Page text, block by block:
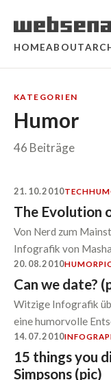
HOMEABOUT
KATEGORIEN
Humor
46 Beiträge
21.10.2010TECH
The Evolution
Von Nerd zum
Infografik von
20.08.2010HUMOR
Can we date?
Witzige Infografik
eine humorvolle
14.07.2010
15 things you
Simpsons (pic)